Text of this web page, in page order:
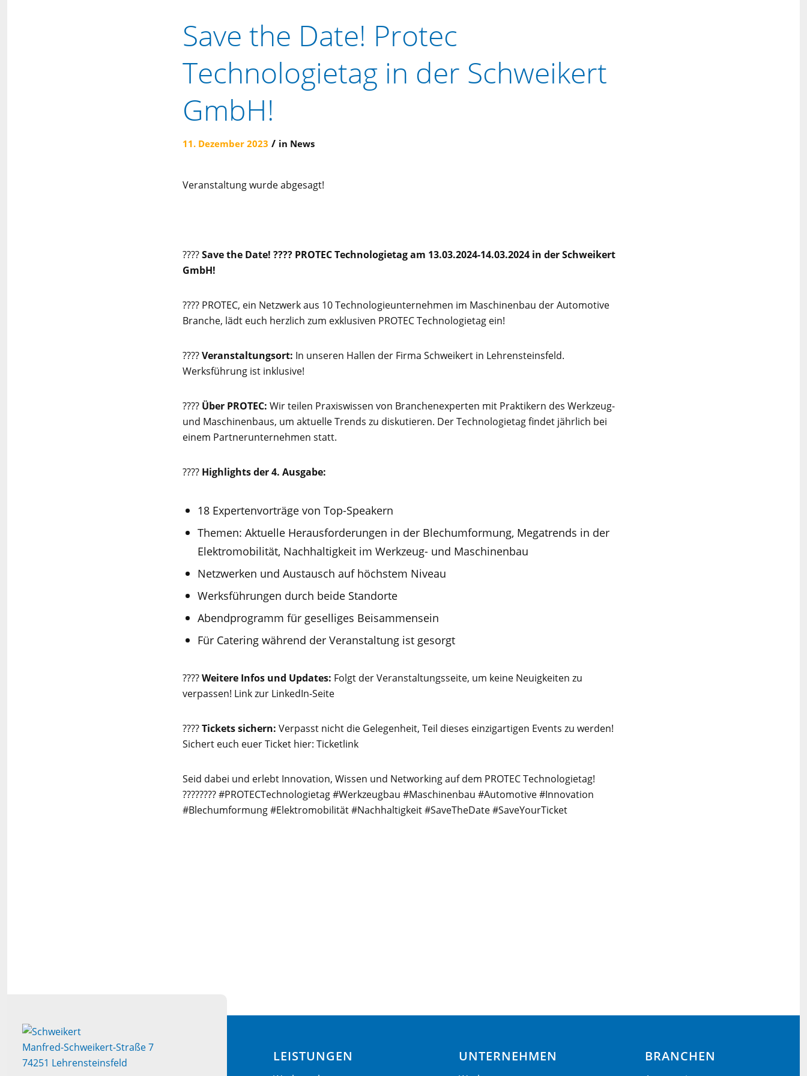
Save the Date! Protec
Technologietag in der Schweikert
GmbH!
11. Dezember 2023 / in News
Veranstaltung wurde abgesagt!
????Save the Date! ???? PROTEC Technologietag am 13.03.2024-14.03.2024 in der Schweikert
GmbH!
???? PROTEC, ein Netzwerk aus 10 Technologieunternehmen im Maschinenbau der Automotive
Branche, lädt euch herzlich zum exklusiven PROTEC Technologietag ein!
????Veranstaltungsort: In unseren Hallen der Firma Schweikert in Lehrensteinsfeld.
Werksführung ist inklusive!
???? Über PROTEC: Wir teilen Praxiswissen von Branchenexperten mit Praktikern des Werkzeug-
und Maschinenbaus, um aktuelle Trends zu diskutieren. Der Technologietag findet jährlich bei
einem Partnerunternehmen statt.
????️ Highlights der 4. Ausgabe:
18 Expertenvorträge von Top-Speakern
Themen: Aktuelle Herausforderungen in der Blechumformung, Megatrends in der
Elektromobilität, Nachhaltigkeit im Werkzeug- und Maschinenbau
Netzwerken und Austausch auf höchstem Niveau
Werksführungen durch beide Standorte
Abendprogramm für geselliges Beisammensein
Für Catering während der Veranstaltung ist gesorgt
????Weitere Infos und Updates: Folgt der Veranstaltungsseite, um keine Neuigkeiten zu
verpassen! Link zur LinkedIn-Seite
????️Tickets sichern: Verpasst nicht die Gelegenheit, Teil dieses einzigartigen Events zu werden!
Sichert euch euer Ticket hier: Ticketlink
Seid dabei und erlebt Innovation, Wissen und Networking auf dem PROTEC Technologietag!
???????? #PROTECTechnologietag #Werkzeugbau #Maschinenbau #Automotive #Innovation
#Blechumformung #Elektromobilität #Nachhaltigkeit #SaveTheDate #SaveYourTicket
Manfred-Schweikert-Straße 7
74251 Lehrensteinsfeld
LEISTUNGEN UNTERNEHMEN BRANCHEN